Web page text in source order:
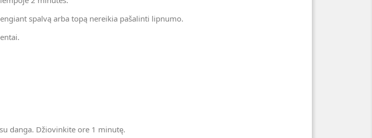
spalvą arba topą nereikia pašalinti lipnumo.
danga. Džiovinkite ore 1 minutę.